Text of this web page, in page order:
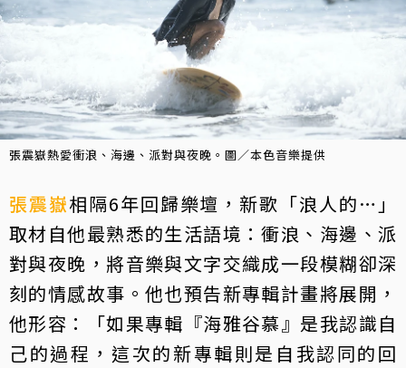
張震嶽熱愛衝浪、海邊、派對與夜晚。圖／本色音樂提供
張震嶽相隔6年回歸樂壇，新歌「浪人的…」
取材自他最熟悉的生活語境：衝浪、海邊、派
對與夜晚，將音樂與文字交織成一段模糊卻深
刻的情感故事。他也預告新專輯計畫將展開，
他形容：「如果專輯『海雅谷慕』是我認識自
己的過程，這次的新專輯則是自我認同的回